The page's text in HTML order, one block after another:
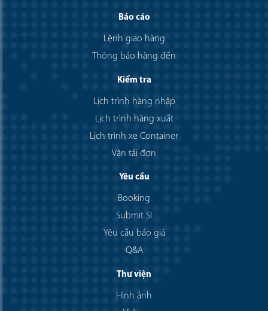
Báo cáo
Lệnh giao hàng
Thông báo hàng đến
Kiểm tra
Lịch trình hàng nhập
Lịch trình hàng xuất
Lịch trình xe Container
Vận tải đơn
Yêu cầu
Booking
Submit SI
Yêu cầu báo giá
Q&A
Thư viện
Hình ảnh